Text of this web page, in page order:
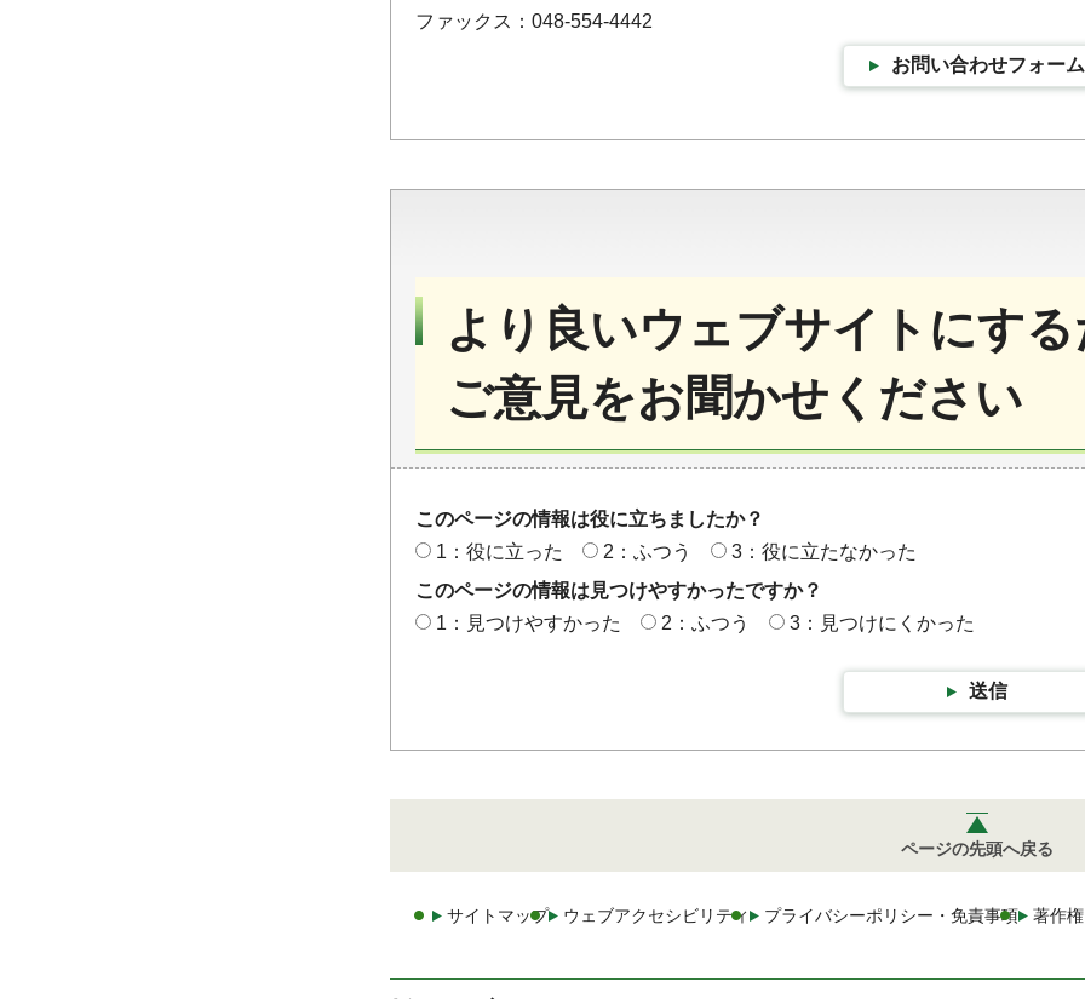
ファックス：048-554-4442
お問い合わせフォーム
より良いウェブサイトにす
ご意見をお聞かせください
このページの情報は役に立ちましたか？
1：役に立った
2：ふつう
3：役に立たなかった
このページの情報は見つけやすかったですか？
1：見つけやすかった
2：ふつう 3：見つけにくかった
送信
ページの先頭へ戻る
サイトマップ ウェブアクセシビリティ プライバシーポリシー・免責事項 著作